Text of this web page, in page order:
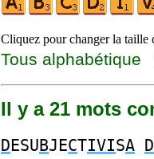
Cliquez pour changer la taille
Tous alphabétique
Il y a 21 mots
DESUBJECTIVISA D